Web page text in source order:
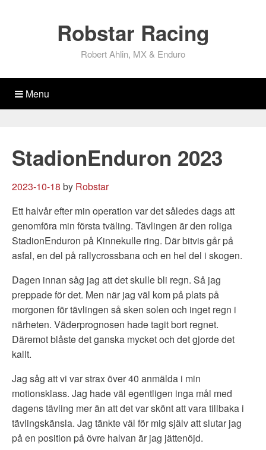
Robstar Racing
Robert Ahlin, MX & Enduro
Menu
StadionEnduron 2023
2023-10-18 by Robstar
Ett halvår efter min operation var det således dags att
genomföra min första tväling. Tävlingen är den roliga
StadionEnduron på Kinnekulle ring. Där bitvis går på
asfal, en del på rallycrossbana och en hel del i skogen.
Dagen innan såg jag att det skulle bli regn. Så jag
preppade för det. Men när jag väl kom på plats på
morgonen för tävlingen så sken solen och inget regn i
närheten. Väderprognosen hade tagit bort regnet.
Däremot blåste det ganska mycket och det gjorde det
kallt.
Jag såg att vi var strax över 40 anmälda i min
motionsklass. Jag hade väl egentligen inga mål med
dagens tävling mer än att det var skönt att vara tillbaka i
tävlingskänsla. Jag tänkte väl för mig själv att slutar jag
på en position på övre halvan är jag jättenöjd.